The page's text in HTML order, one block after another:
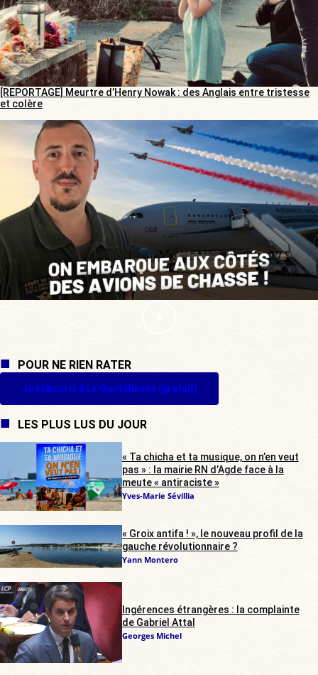
[REPORTAGE] Meurtre d’Henry Nowak : des Anglais entre tristesse
et colère
POUR NE RIEN RATER
Je m'inscris à La Quotidienne (gratuit)
LES PLUS LUS DU JOUR
« Ta chicha et ta musique, on n’en veut
pas » : la mairie RN d’Agde face à la
meute « antiraciste »
Yves-Marie Sévillia
« Groix antifa ! », le nouveau profil de la
gauche révolutionnaire ?
Yann Montero
Ingérences étrangères : la complainte
de Gabriel Attal
Georges Michel